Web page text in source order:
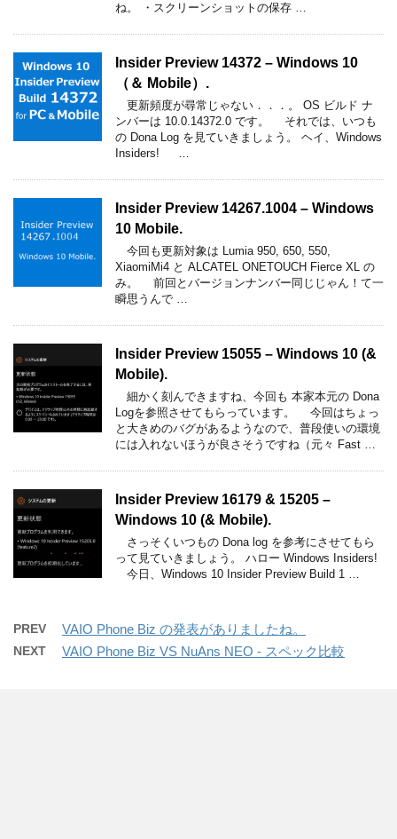
ね。 ・スクリーンショットの保存 …
Insider Preview 14372 – Windows 10
（＆ Mobile）.
更新頻度が尋常じゃない．．．。 OS ビルド ナ
ンバーは 10.0.14372.0 です。 それでは、いつも
の Dona Log を見ていきましょう。 ヘイ、Windows
Insiders! …
Insider Preview 14267.1004 – Windows
10 Mobile.
今回も更新対象は Lumia 950, 650, 550,
XiaomiMi4 と ALCATEL ONETOUCH Fierce XL の
み。 前回とバージョンナンバー同じじゃん！て一
瞬思うんで …
Insider Preview 15055 – Windows 10 (&
Mobile).
細かく刻んできますね、今回も 本家本元の Dona
Logを参照させてもらっています。 今回はちょっ
と大きめのバグがあるようなので、普段使いの環境
には入れないほうが良さそうですね（元々 Fast …
Insider Preview 16179 & 15205 –
Windows 10 (& Mobile).
さっそくいつもの Dona log を参考にさせてもら
って見ていきましょう。 ハロー Windows Insiders!
今日、Windows 10 Insider Preview Build 1 …
PREV VAIO Phone Biz の発表がありましたね。
NEXT VAIO Phone Biz VS NuAns NEO - スペック比較